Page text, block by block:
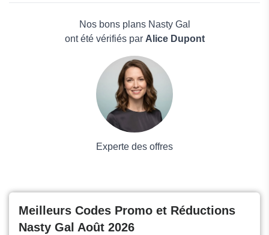
Maison & JardinNos bons plans Nasty Gal
ont été vérifiés par Alice Dupont
Experte des offres
Meilleurs Codes Promo et Réductions
Nasty Gal Août 2026